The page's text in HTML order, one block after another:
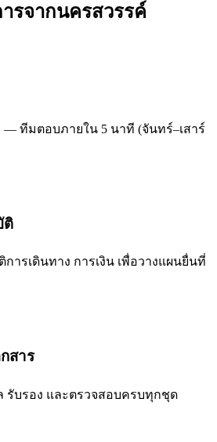
รจากนครสวรรค์
— ทีมตอบภายใน 5 นาที (จันทร์–เสาร์
ติ
การเดินทาง การเงิน เพื่อวางแผนยื่นที่
สาร
รับรอง และตรวจสอบครบทุกชุด